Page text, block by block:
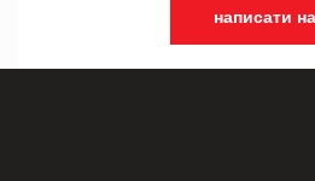
написати